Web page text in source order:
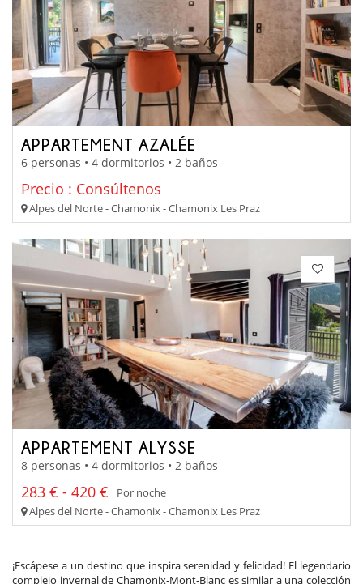
APPARTEMENT AZALÉE
6 personas • 4 dormitorios • 2 baños
Precio : Consúltenos
Alpes del Norte - Chamonix - Chamonix Les Praz
APPARTEMENT ALYSSE
8 personas • 4 dormitorios • 2 baños
283 € - 420 €
Por noche
Alpes del Norte - Chamonix - Chamonix Les Praz
¡Escápese a un destino que inspira serenidad y felicidad! El legendario
complejo invernal de Chamonix-Mont-Blanc es similar a una colección